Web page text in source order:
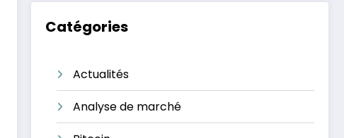
Catégories
Actualités
Analyse de marché